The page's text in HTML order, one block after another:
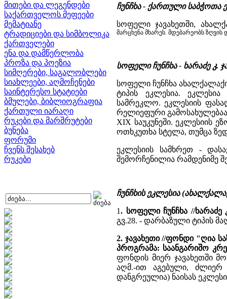
მითები და ლეგენდები
საქართველოს მეფეები
მემატიანე
ტრადიციები და სიმბოლიკა
ქართველები
ენა და დამწერლობა
პროზა და პოეზია
სიმღერები, საგალობლები
სიახლეები, აღმოჩენები
საინტერესო სტატიები
ბმულები, ბიბლიოგრაფია
ქართული იარაღი
რუკები და მარშრუტები
ბუნება
ფორუმი
ჩვენს შესახებ
რუკები
ჩუნჩხა - ქართული საბჭოთა
სოფელი ჯავახეთში,
მარცხენა მხარეს. მდებარეობს
სოფელი ჩუნჩხა - ხარაძე კ.
სოფელი ჩუნჩხა
ტიპის ეკლესია.
სამრეკლო. ეკლესიის
რელიეფური
XIX საუკუნეში. ეკლესიის
ოთხკუთხა სტელა, თუმცა
ეკლესიის სამხრეთ -
შემორჩენილია რამდენიმე
ჩუნჩხის ეკლესია
1. სოფელი ჩუნჩხა //ხარაძე
გვ.28. - დარბაზული ტიპის
2. ჯავახეთი //ფონდი "ღია
პროგრამა: საანგარიშო
ფონდის მიერ ჯავახეთში
აღმ.-ით აგებული, ძლიერ
დანგრეულია) ნაისას